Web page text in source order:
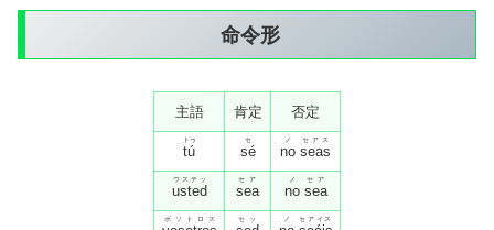
命令形
主語 肯定 否定
tú
トゥ
sé
セ
no
ノ
seas
セアス
usted
ウステッ
sea
セア
no
ノ
sea
セア
ボソトロス セッ ノ セアイス